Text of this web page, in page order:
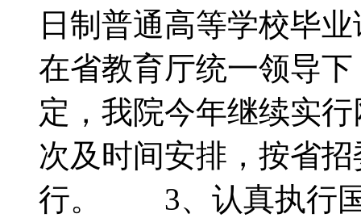
日制普通高等学校
在省教育厅统一领导
定，我院今年继续实
次及时间安排，按省
行。 3、认真执行国